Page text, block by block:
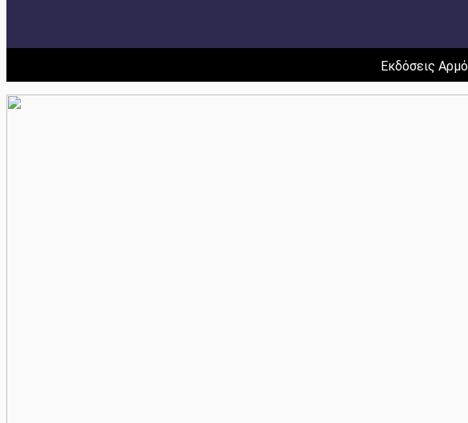
Εκδόσεις